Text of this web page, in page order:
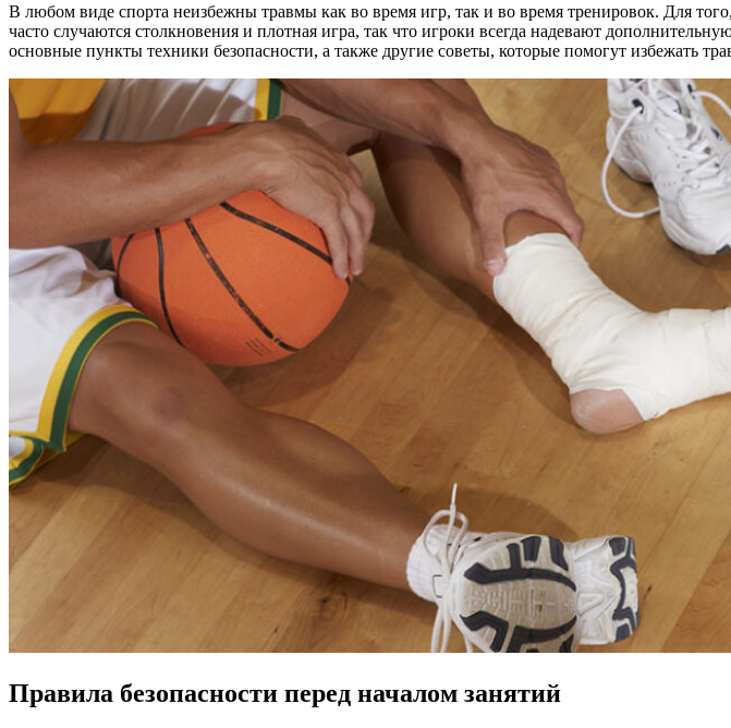
В любом виде спорта неизбежны травмы как во время игр, так и во время тренировок. Для
часто случаются столкновения и плотная игра, так что игроки всегда надевают
основные пункты техники безопасности, а также другие советы, которые помогут избежать
Правила безопасности перед началом занятий